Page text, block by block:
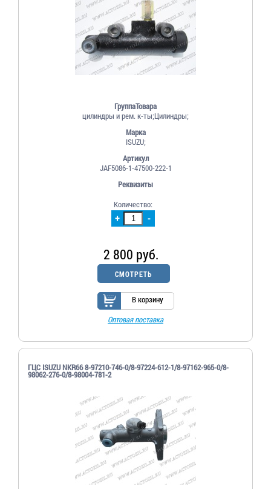
ГруппаТовара
цилиндры и рем. к-ты;Цилиндры;
Марка
ISUZU;
Артикул
JAF5086-1-47500-222-1
Реквизиты
+ -
Количество:
2 800 руб.
СМОТРЕТЬ
В корзину
Оптовая поставка
ГЦС ISUZU NKR66 8-97210-746-0/8-97224-612-1/8-97162-965-0/8-
98062-276-0/8-98004-781-2